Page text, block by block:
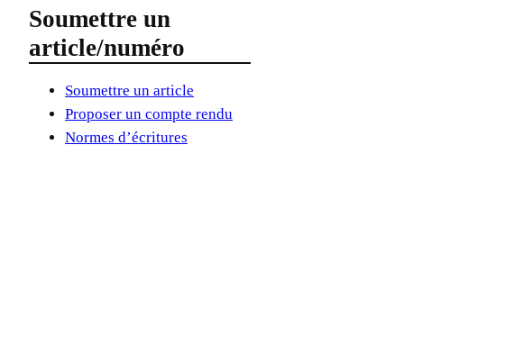
Soumettre un
article/numéro
Soumettre un article
Proposer un compte rendu
Normes d’écritures